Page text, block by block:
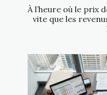
À l’heure où le prix
vite que les